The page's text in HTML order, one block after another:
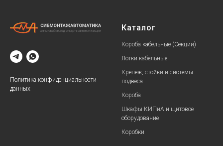
Политика конфиденциальности
данных
Каталог
Короба кабельные (Секции)
Лотки кабельные
Крепеж, стойки и системы
подвеса
Короба
Шкафы КИПиА и щитовое
оборудование
Коробки